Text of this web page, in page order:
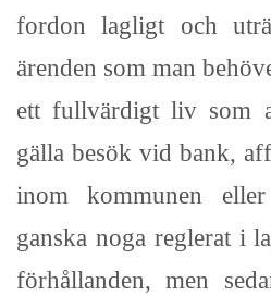
fordon lagligt och
ärenden som man
ett fullvärdigt liv som
gälla besök vid bank,
inom kommunen
ganska noga reglerat i
förhållanden, men